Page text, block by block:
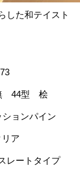
した和テイスト
44型 桧
ョンパイン
ア
レートタイプ